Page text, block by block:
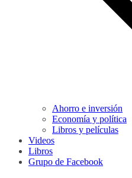
Ahorro e inversión
Economía y política
Libros y películas
Videos
Libros
Grupo de Facebook